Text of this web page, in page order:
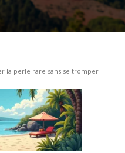
la perle rare sans se tromper